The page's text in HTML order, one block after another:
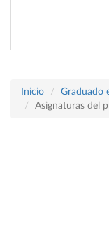
Inicio
Graduado
Asignaturas del